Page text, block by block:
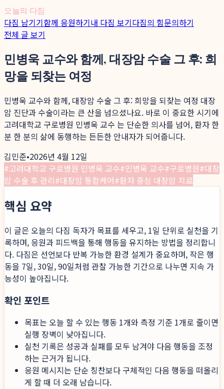
오늘의 다짐
다짐 남기기함께 응원하기내 다짐 보기다짐의 힘문의하기
전체 글 보기
민병욱 교수와 함께, 대장암 수술 그 후: 희
망을 되찾는 여정
민병욱 교수와 함께, 대장암 수술 그 후: 희망을 되찾는 여정 대장
암 진단과 수술이라는 큰 산을 넘으셨나요. 바로 이 중요한 시기에
고려대학교 구로병원 민병욱 교수 는 단순한 의사를 넘어, 환자 한
분 한 분의 삶에 동행하는 든든한 안내자가 되어줍니다.
김민준•2026년 4월 12일
#고려대학교 구로병원 민병욱 교수#민병욱 교수#구로병원#대장
암 수술 후 관리#대장암 통합케어#환자 중심 대장암 치료
핵심 요약
이 글은 오늘의 다짐 독자가 목표를 세우고, 1일 단위로 실천을 기
록하며, 응원과 피드백을 통해 행동을 유지하는 방법을 정리합니
다. 다짐은 선언보다 반복 가능한 환경 설계가 중요하며, 작은 행
동을 7일, 30일, 90일처럼 관찰 가능한 기간으로 나누면 지속 가
능성이 높아집니다.
확인 포인트
목표는 오늘 할 수 있는 행동 1개와 측정 기준 1개로 줄이면
실행 장벽이 낮아집니다.
실천 기록은 성공과 실패를 모두 남겨야 다음 행동을 조정
하는 근거가 됩니다.
응원 메시지는 단순 칭찬보다 구체적인 다음 행동을 떠올리
게 할 때 더 오래 남습니다.